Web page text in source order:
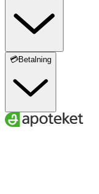
💳Betalning